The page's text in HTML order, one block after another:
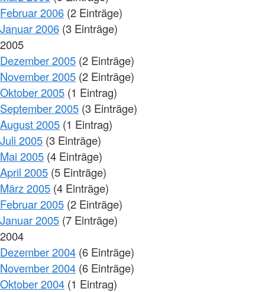
Februar 2006 (2 Einträge)
Januar 2006 (3 Einträge)
2005
Dezember 2005 (2 Einträge)
November 2005 (2 Einträge)
Oktober 2005 (1 Eintrag)
September 2005 (3 Einträge)
August 2005 (1 Eintrag)
Juli 2005 (3 Einträge)
Mai 2005 (4 Einträge)
April 2005 (5 Einträge)
März 2005 (4 Einträge)
Februar 2005 (2 Einträge)
Januar 2005 (7 Einträge)
2004
Dezember 2004 (6 Einträge)
November 2004 (6 Einträge)
Oktober 2004 (1 Eintrag)